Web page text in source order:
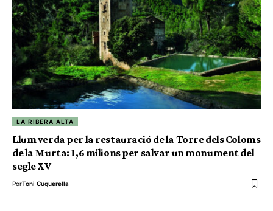
LA RIBERA ALTA
Llum verda per la restauració de la Torre dels Coloms
de la Murta: 1,6 milions per salvar un monument del
segle XV
PorToni Cuquerella